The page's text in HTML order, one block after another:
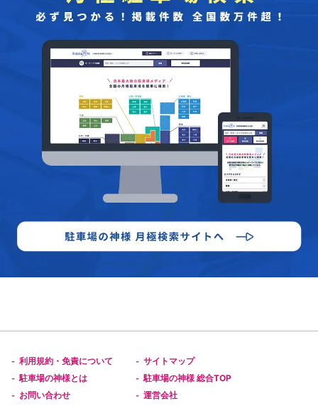
- 利用規約・免責について - サイトマップ
- 駐車場の神様とは - 駐車場の神様 総合TOP
- お問い合わせ - 運営会社